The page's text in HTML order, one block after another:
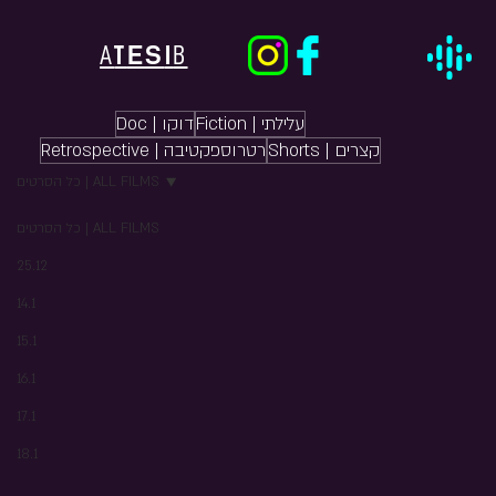
ATES B
כל הסרטים | ALL FILMS
25.12
14.1
15.1
16.1
17.1
18.1
כל הסרטים | ALL FILMS
Doc | דוקו
Fiction | עלילתי
Retrospective | רטרוספקטיבה
Shorts | קצרים